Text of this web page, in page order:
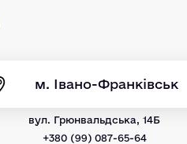
м. Івано-Франківськ
вул. Грюнвальдська, 14Б
+380 (99) 087-65-64